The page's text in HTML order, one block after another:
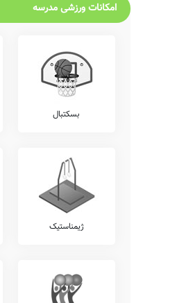
امکانات ورزشی مدرسه
بسکتبال
ژیمناستیک